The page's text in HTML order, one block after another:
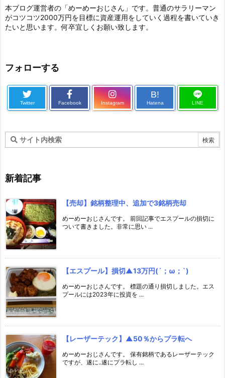
本ブログ運営者の「めーめーおじさん」です。普通のサラリーマン
がコツコツ2000万円を目標に資産運用をしていく過程を書いていき
たいと思います。何卒宜しくお願い致します。
フォローする
Twitter Facebook Instagram
B!
Hatena LINE
新着記事
【売却】銘柄整理中、追加で3銘柄売却
めーめーおじさんです。 前回記事でエスプールの損切に
ついて書きました。非常に思い ...
【エスプール】損切▲13万円(´；ω；`)
めーめーおじさんです。 標題の通り損切しました。エス
プールには2023年に投資を ...
【レーザーテック】▲50％からプラ転へ
めーめーおじさんです。 保有銘柄であるレーザーテック
ですが、遂に..遂にプラ転し ...